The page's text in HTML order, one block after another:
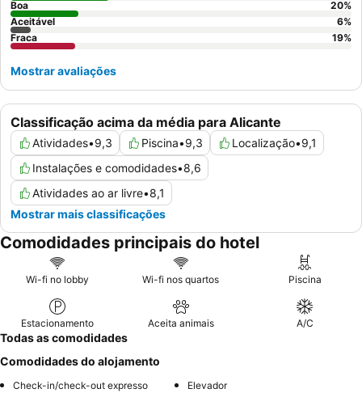
Classificação acima da média para Alicante
Atividades•9,3 Piscina•9,3 Localização•9,1
Instalações e comodidades•8,6
Atividades ao ar livre•8,1
Mostrar mais classificações
Boa
20%
Aceitável
6%
Fraca
19%
Mostrar avaliações
Comodidades principais do hotel
Wi-fi no lobby Wi-fi nos quartos Piscina
Estacionamento Aceita animais A/C
Todas as comodidades
Comodidades do alojamento
Check-in/check-out expresso
Elevador